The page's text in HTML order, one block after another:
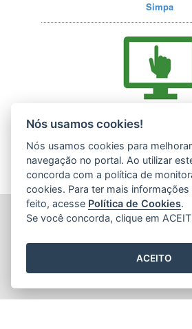
Simpa
INSTITUTO ESTADUAL DE MEIO
CEP: 29140-130 -
Tel.: (27) 3300-1360 / (27)
E-mail:
Nós usamos cookies!
Nós usamos cookies para
navegação no portal. Ao utilizar
concorda com a política de
cookies. Para ter mais
feito, acesse Política de Cookies.
Se você concorda, clique em
ACEITO